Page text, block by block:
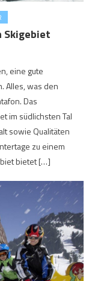
Skigebiet
eine gute
Alles, was den
Das
im südlichsten Tal
sowie Qualitäten
zu einem
bietet […]